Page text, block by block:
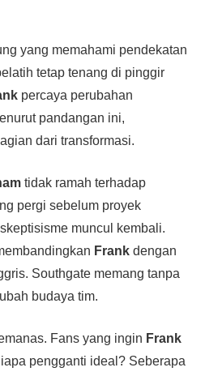
yang memahami pendekatan
tetap tenang di pinggir
percaya perubahan
pandangan ini,
dari transformasi.
tidak ramah terhadap
pergi sebelum proyek
muncul kembali.
Frankdengan
Southgate memang tanpa
budaya tim.
Fans yang ingin Frank
pengganti ideal? Seberapa